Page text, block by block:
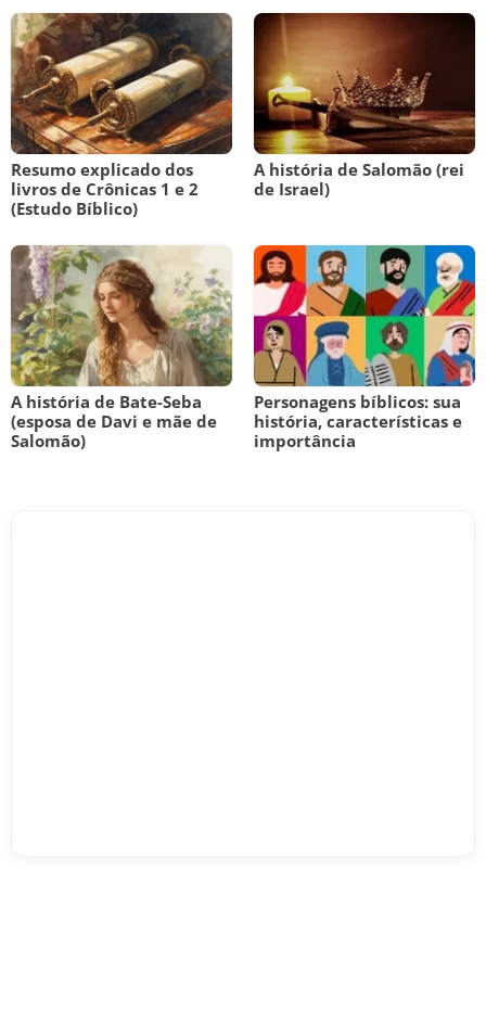
Resumo explicado dos
livros de Crônicas 1 e 2
(Estudo Bíblico)
A história de Salomão (rei
de Israel)
A história de Bate-Seba
(esposa de Davi e mãe de
Salomão)
Personagens bíblicos: sua
história, características e
importância